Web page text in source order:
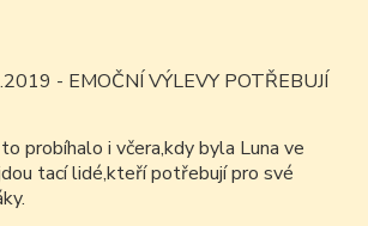
- EMOČNÍ VÝLEVY POTŘEBUJÍ
probíhalo i včera,kdy byla Luna ve
tací lidé,kteří potřebují pro své